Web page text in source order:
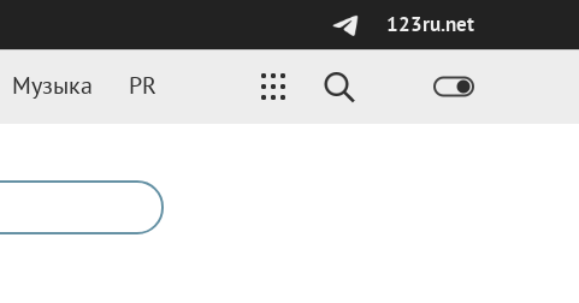
123ru.net
Музыка PR